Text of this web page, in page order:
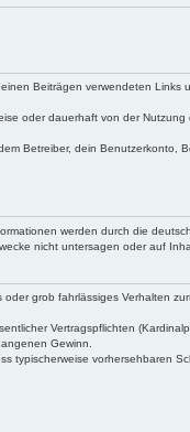
Beiträgen verwendeten Links
oder dauerhaft von der
Betreiber, dein Benutzerkonto,
werden durch die
nicht untersagen oder auf
grob fahrlässiges Verhalten
Vertragspflichten
Gewinn.
typischerweise vorhersehbaren